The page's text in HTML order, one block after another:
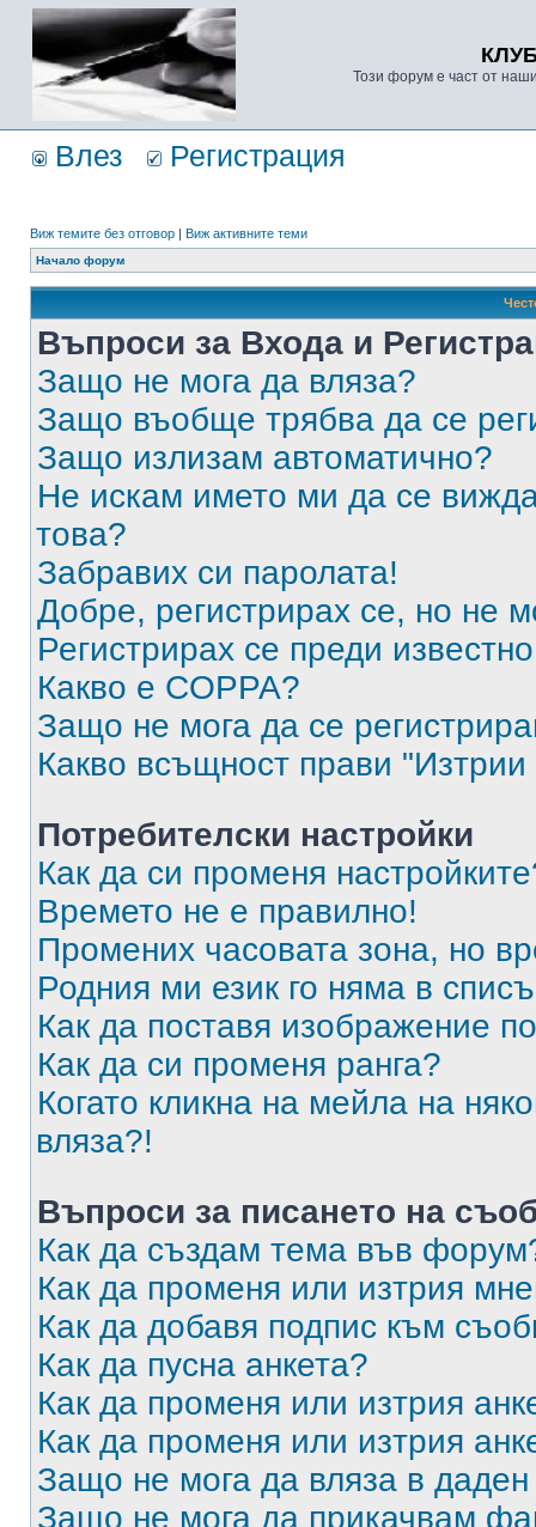
Този форум е част от
Влез Регистрация
Виж темите без отговор | Виж активните теми
Начало форум
Въпроси за Входа и
Защо не мога да вляза?
Защо въобще трябва да се
Защо излизам автоматично?
Не искам името ми да се
това?
Забравих си паролата!
Добре, регистрирах се, но не
Регистрирах се преди
Какво е COPPA?
Защо не мога да се
Какво всъщност прави "Изтрии
Потребителски настройки
Как да си променя
Времето не е правилно!
Промених часовата зона, но
Родния ми език го няма в
Как да поставя изображение
Как да си променя ранга?
Когато кликна на мейла на
вляза?!
Въпроси за писането на
Как да създам тема във
Как да променя или изтрия
Как да добавя подпис към
Как да пусна анкета?
Как да променя или изтрия
Как да променя или изтрия
Защо не мога да вляза в
Защо не мога да прикачвам